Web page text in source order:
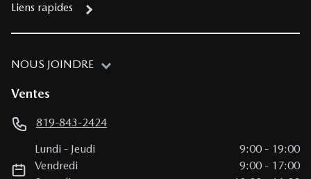
Liens rapides
NOUS JOINDRE
Ventes
819-843-2424
Lundi - Jeudi 9:00 - 19:00
Vendredi
9:00 - 17:00